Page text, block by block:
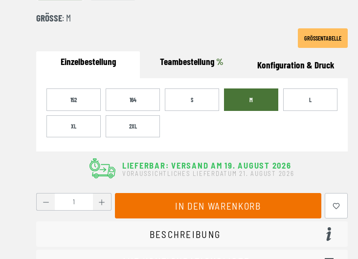
GRÖSSE : M
GRÖSSENTABELLE
Einzelbestellung Teambestellung % Konfiguration & Druck
152 164 S M L
XL 2XL
LIEFERBAR: VERSAND AM 19. AUGUST 2026
VORAUSSICHTLICHES LIEFERDATUM 21. AUGUST 2026
Produkt Anzahl: Gib den gewünschten Wert ein oder benutze die Schaltflächen
IN DEN WARENKORB
BESCHREIBUNG